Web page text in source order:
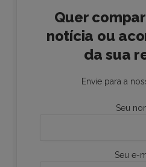
Quer
notícia ou
da sua
Envie para a
Seu
Seu e-